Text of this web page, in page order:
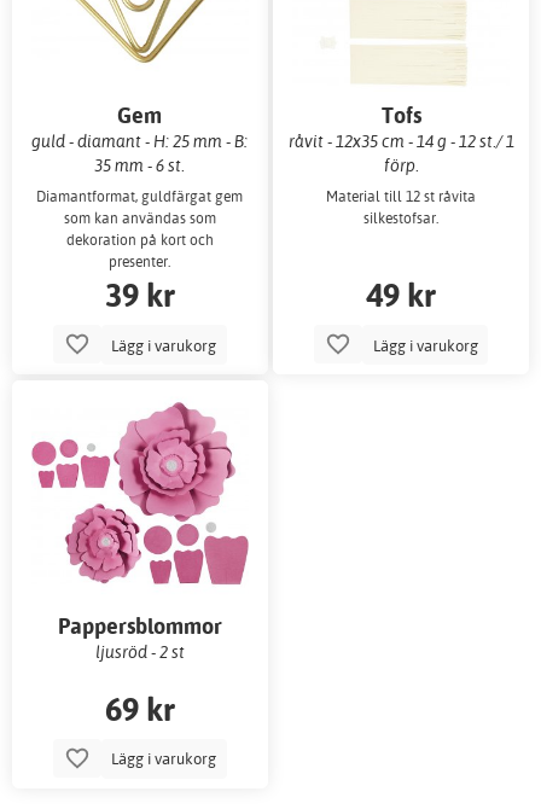
Gem
guld - diamant - H: 25 mm - B:
35 mm - 6 st.
Diamantformat, guldfärgat gem
som kan användas som
dekoration på kort och
presenter.
39 kr
Lägg i varukorg
Tofs
råvit - 12x35 cm - 14 g - 12 st./ 1
förp.
Material till 12 st råvita
silkestofsar.
49 kr
Lägg i varukorg
Pappersblommor
ljusröd - 2 st
69 kr
Lägg i varukorg